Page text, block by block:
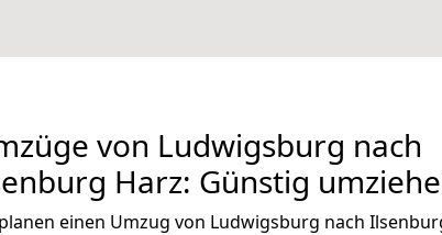
von Ludwigsburg nach
Harz: Günstig
einen Umzug von Ludwigsburg nach